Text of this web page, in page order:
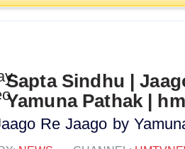
Sapta Sindhu |
Yamuna Pathak |
Re Jaago by